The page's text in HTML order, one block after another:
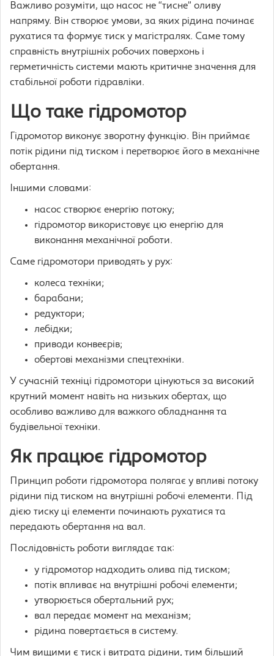
Важливо розуміти, що насос не “тисне” оливу
напряму. Він створює умови, за яких рідина починає
рухатися та формує тиск у магістралях. Саме тому
справність внутрішніх робочих поверхонь і
герметичність системи мають критичне значення для
стабільної роботи гідравліки.
Що таке гідромотор
Гідромотор виконує зворотну функцію. Він приймає
потік рідини під тиском і перетворює його в механічне
обертання.
Іншими словами:
насос створює енергію потоку;
гідромотор використовує цю енергію для
виконання механічної роботи.
Саме гідромотори приводять у рух:
колеса техніки;
барабани;
редуктори;
лебідки;
приводи конвеєрів;
обертові механізми спецтехніки.
У сучасній техніці гідромотори цінуються за високий
крутний момент навіть на низьких обертах, що
особливо важливо для важкого обладнання та
будівельної техніки.
Як працює гідромотор
Принцип роботи гідромотора полягає у впливі потоку
рідини під тиском на внутрішні робочі елементи. Під
дією тиску ці елементи починають рухатися та
передають обертання на вал.
Послідовність роботи виглядає так:
у гідромотор надходить олива під тиском;
потік впливає на внутрішні робочі елементи;
утворюється обертальний рух;
вал передає момент на механізм;
рідина повертається в систему.
Чим вищими є тиск і витрата рідини, тим більший